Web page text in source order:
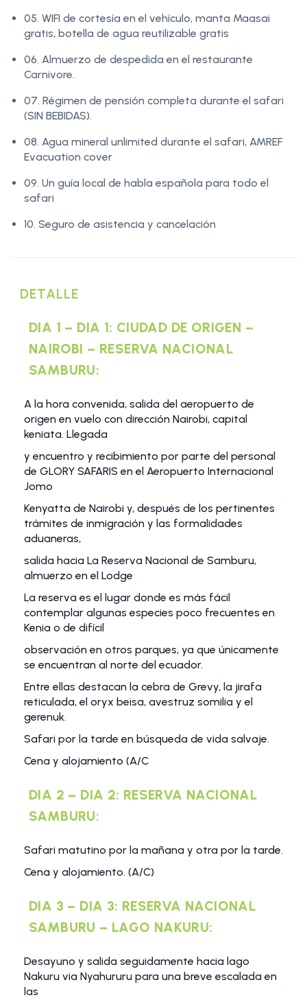
05. WIFI de cortesía en el vehículo, manta Maasai
gratis, botella de agua reutilizable gratis
06. Almuerzo de despedida en el restaurante
Carnivore.
07. Régimen de pensión completa durante el safari
(SIN BEBIDAS).
08. Agua mineral unlimited durante el safari, AMREF
Evacuation cover
09. Un guía local de habla española para todo el
safari
10. Seguro de asistencia y cancelación
DETALLE
DIA 1 – DIA 1: CIUDAD DE ORIGEN –
NAIROBI – RESERVA NACIONAL
SAMBURU:
A la hora convenida, salida del aeropuerto de
origen en vuelo con dirección Nairobi, capital
keniata. Llegada
y encuentro y recibimiento por parte del personal
de GLORY SAFARIS en el Aeropuerto Internacional
Jomo
Kenyatta de Nairobi y, después de los pertinentes
trámites de inmigración y las formalidades
aduaneras,
salida hacia La Reserva Nacional de Samburu,
almuerzo en el Lodge
La reserva es el lugar donde es más fácil
contemplar algunas especies poco frecuentes en
Kenia o de difícil
observación en otros parques, ya que únicamente
se encuentran al norte del ecuador.
Entre ellas destacan la cebra de Grevy, la jirafa
reticulada, el oryx beisa, avestruz somilia y el
gerenuk.
Safari por la tarde en búsqueda de vida salvaje.
Cena y alojamiento (A/C
DIA 2 – DIA 2: RESERVA NACIONAL
SAMBURU:
Safari matutino por la mañana y otra por la tarde.
Cena y alojamiento. (A/C)
DIA 3 – DIA 3: RESERVA NACIONAL
SAMBURU – LAGO NAKURU:
Desayuno y salida seguidamente hacia lago
Nakuru via Nyahururu para una breve escalada en
las